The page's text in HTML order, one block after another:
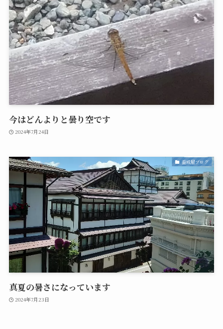
今はどんよりと曇り空です
2024年7月24日
益成屋ブログ
真夏の暑さになっています
2024年7月23日